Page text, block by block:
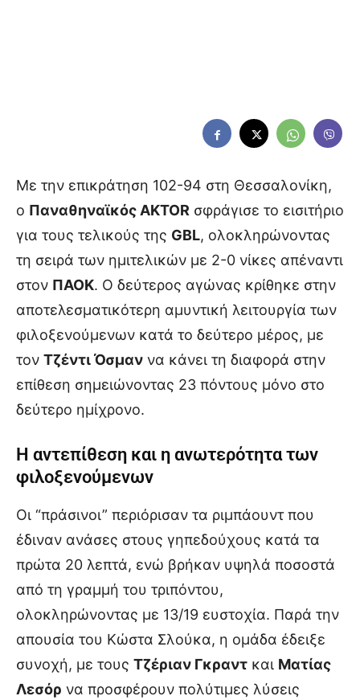
Με την επικράτηση 102-94 στη Θεσσαλονίκη,
ο Παναθηναϊκός AKTOR σφράγισε το εισιτήριο
για τους τελικούς της GBL, ολοκληρώνοντας
τη σειρά των ημιτελικών με 2-0 νίκες απέναντι
στον ΠΑΟΚ. Ο δεύτερος αγώνας κρίθηκε στην
αποτελεσματικότερη αμυντική λειτουργία των
φιλοξενούμενων κατά το δεύτερο μέρος, με
τον Τζέντι Όσμαν να κάνει τη διαφορά στην
επίθεση σημειώνοντας 23 πόντους μόνο στο
δεύτερο ημίχρονο.
Η αντεπίθεση και η ανωτερότητα των
φιλοξενούμενων
Οι “πράσινοι” περιόρισαν τα ριμπάουντ που
έδιναν ανάσες στους γηπεδούχους κατά τα
πρώτα 20 λεπτά, ενώ βρήκαν υψηλά ποσοστά
από τη γραμμή του τριπόντου,
ολοκληρώνοντας με 13/19 ευστοχία. Παρά την
απουσία του Κώστα Σλούκα, η ομάδα έδειξε
συνοχή, με τους Τζέριαν Γκραντ και Ματίας
Λεσόρ να προσφέρουν πολύτιμες λύσεις